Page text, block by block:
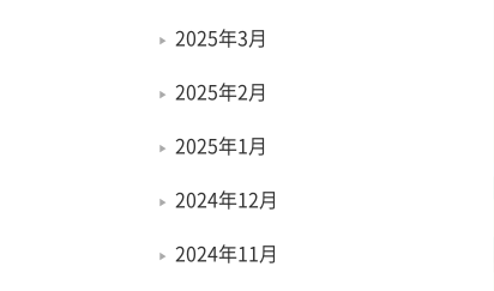
2025年3月
2025年2月
2025年1月
2024年12月
2024年11月